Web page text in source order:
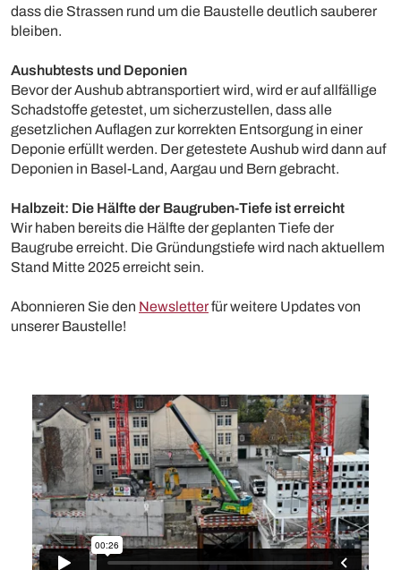
dass die Strassen rund um die Baustelle deutlich sauberer
bleiben.
Aushubtests und Deponien
Bevor der Aushub abtransportiert wird, wird er auf allfällige
Schadstoffe getestet, um sicherzustellen, dass alle
gesetzlichen Auflagen zur korrekten Entsorgung in einer
Deponie erfüllt werden. Der getestete Aushub wird dann auf
Deponien in Basel-Land, Aargau und Bern gebracht.
Halbzeit: Die Hälfte der Baugruben-Tiefe ist erreicht
Wir haben bereits die Hälfte der geplanten Tiefe der
Baugrube erreicht. Die Gründungstiefe wird nach aktuellem
Stand Mitte 2025 erreicht sein.
Abonnieren Sie den Newsletterfür weitere Updates von
unserer Baustelle!